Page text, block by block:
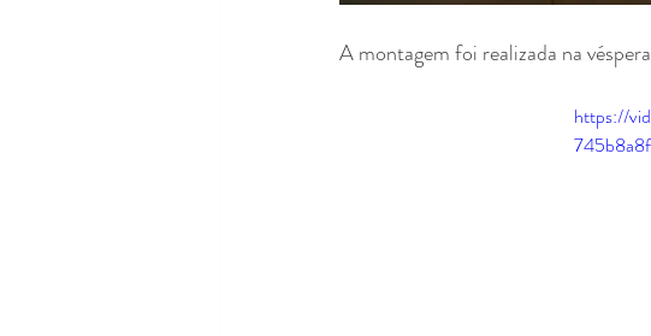
A montagem foi realizada na
https://